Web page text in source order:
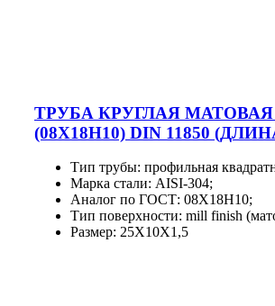
ТРУБА КРУГЛАЯ МАТОВАЯ
(08Х18Н10) DIN 11850
Тип трубы: профильная
Марка стали: AISI-304;
Аналог по ГОСТ: 08Х18Н10;
Тип поверхности: mill finish
Размер: 25X10X1,5